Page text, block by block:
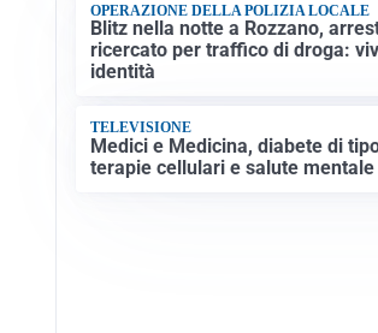
OPERAZIONE DELLA POLIZIA LOCALE
Blitz nella notte a Rozzano,
ricercato per traffico di droga:
identità
TELEVISIONE
Medici e Medicina, diabete di
terapie cellulari e salute mentale